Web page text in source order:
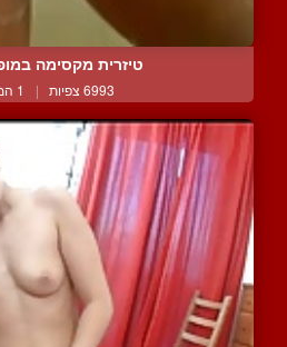
טיזרית מקסימה
6993 צפיות | 1 המלצות